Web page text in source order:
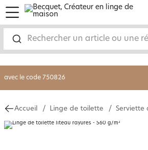
Rechercher un article ou une
menu
-30% sur votre commandedès 2 articles
livraison GRATUITEdès 110€ d'achat
avec le code 750826
Accueil Linge de toilette Serviette